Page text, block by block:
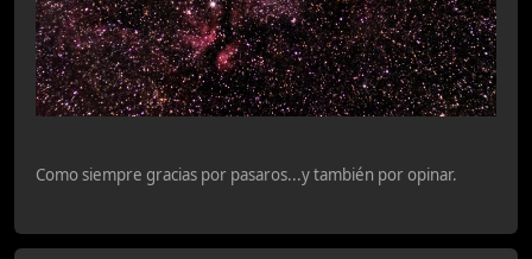
Como siempre gracias por pasaros...y también por opinar.